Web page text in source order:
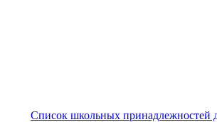
Список школьных принадлежностей